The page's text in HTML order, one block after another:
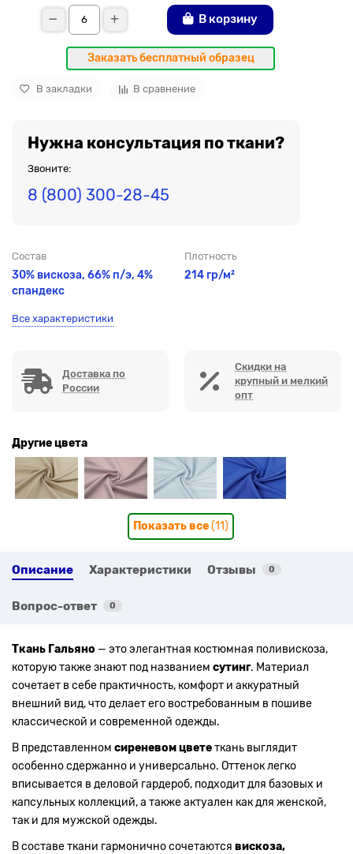
В корзину
Заказать бесплатный образец
В закладки В сравнение
Нужна консультация по ткани?
Звоните:
8 (800) 300-28-45
Состав
30% вискоза, 66% п/э, 4%
спандекс
Плотность
214 гр/м²
Все характеристики
Доставка по
России
Скидки на
крупный и мелкий
опт
Другие цвета
Показать все(11)
Описание Характеристики Отзывы 0
Вопрос-ответ 0
Ткань Гальяно — это элегантная костюмная поливискоза,
которую также знают под названием сутинг. Материал
сочетает в себе практичность, комфорт и аккуратный
внешний вид, что делает его востребованным в пошиве
классической и современной одежды.
В представленном сиреневом цвететкань выглядит
особенно сдержанно и универсально. Оттенок легко
вписывается в деловой гардероб, подходит для базовых и
капсульных коллекций, а также актуален как для женской,
так и для мужской одежды.
В составе ткани гармонично сочетаются вискоза,